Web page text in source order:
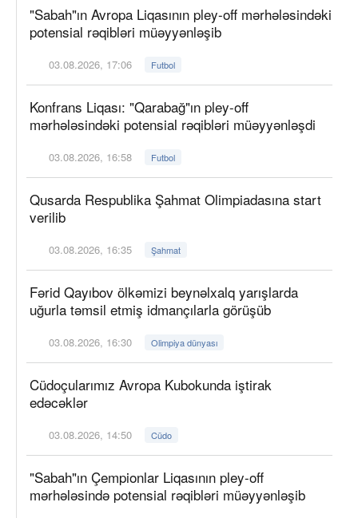
"Sabah"ın Avropa Liqasının pley-off mərhələsindəki
potensial rəqibləri müəyyənləşib
03.08.2026, 17:06 Futbol
Konfrans Liqası: "Qarabağ"ın pley-off
mərhələsindəki potensial rəqibləri müəyyənləşdi
03.08.2026, 16:58 Futbol
Qusarda Respublika Şahmat Olimpiadasına start
verilib
03.08.2026, 16:35 Şahmat
Fərid Qayıbov ölkəmizi beynəlxalq yarışlarda
uğurla təmsil etmiş idmançılarla görüşüb
03.08.2026, 16:30 Olimpiya dünyası
Cüdoçularımız Avropa Kubokunda iştirak
edəcəklər
03.08.2026, 14:50 Cüdo
"Sabah"ın Çempionlar Liqasının pley-off
mərhələsində potensial rəqibləri müəyyənləşib